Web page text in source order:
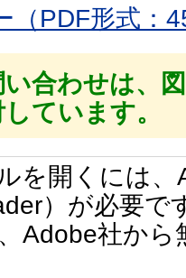
（PDF形式：
合わせは、
ています。
を開くには
）が必要で
Adobe社か